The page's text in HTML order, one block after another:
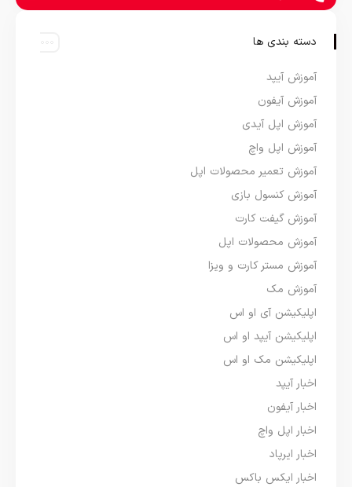
دسته بندی ها
آموزش آیپد
آموزش آیفون
آموزش اپل آیدی
آموزش اپل واچ
آموزش تعمیر محصولات اپل
آموزش کنسول بازی
آموزش گیفت کارت
آموزش محصولات اپل
آموزش مستر کارت و ویزا
آموزش مک
اپلیکیشن آی او اس
اپلیکیشن آیپد او اس
اپلیکیشن مک او اس
اخبار آیپد
اخبار آیفون
اخبار اپل واچ
اخبار ایرپاد
اخبار ایکس باکس